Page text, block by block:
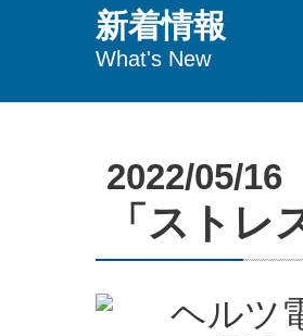
新着情報
What's New
2022/05/16
「スト
ヘルツ